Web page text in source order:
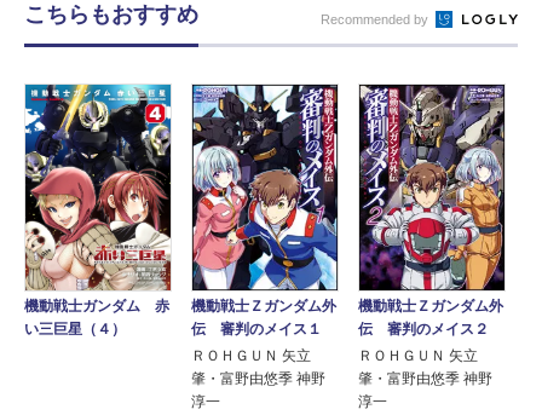
こちらもおすすめ Recommended by
機動戦士ガンダム 赤
い三巨星（４）
機動戦士Ｚガンダム外
伝 審判のメイス１
ＲＯＨＧＵＮ 矢立
肇・富野由悠季 神野
淳一
機動戦士Ｚガンダム外
伝 審判のメイス２
ＲＯＨＧＵＮ 矢立
肇・富野由悠季 神野
淳一